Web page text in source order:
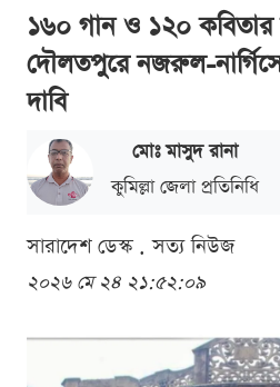
১৬০ গান ও ১২০ কবিতার
দৌলতপুরে নজরুল-
দাবি
মোঃ মাসুদ রানা
কুমিল্লা জেলা প্রতিনিধি
সারাদেশ ডেস্ক . সত্য নিউজ
২০২৬ মে ২৪ ২১:৫২:০৯